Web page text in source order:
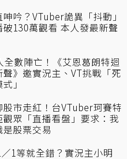
吟？VTuber詭異「抖動」
破130萬觀看 本人發最新聲
全數陣亡！《艾恩葛朗特迴
聲》邀實況主、VT挑戰「死
」
股市走紅！台VTuber珂賽特
觀眾「直播看盤」要求：我
是股票交易
1等就全錯？實況主小明